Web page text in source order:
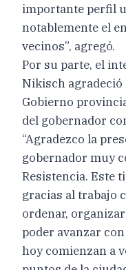
importante perfil
notablemente el
vecinos”, agregó.
Por su parte, el
Nikisch agradeció
Gobierno
del gobernador
“Agradezco la
gobernador muy
Resistencia. Este
gracias al trabajo
ordenar,
poder avanzar
hoy comienzan a